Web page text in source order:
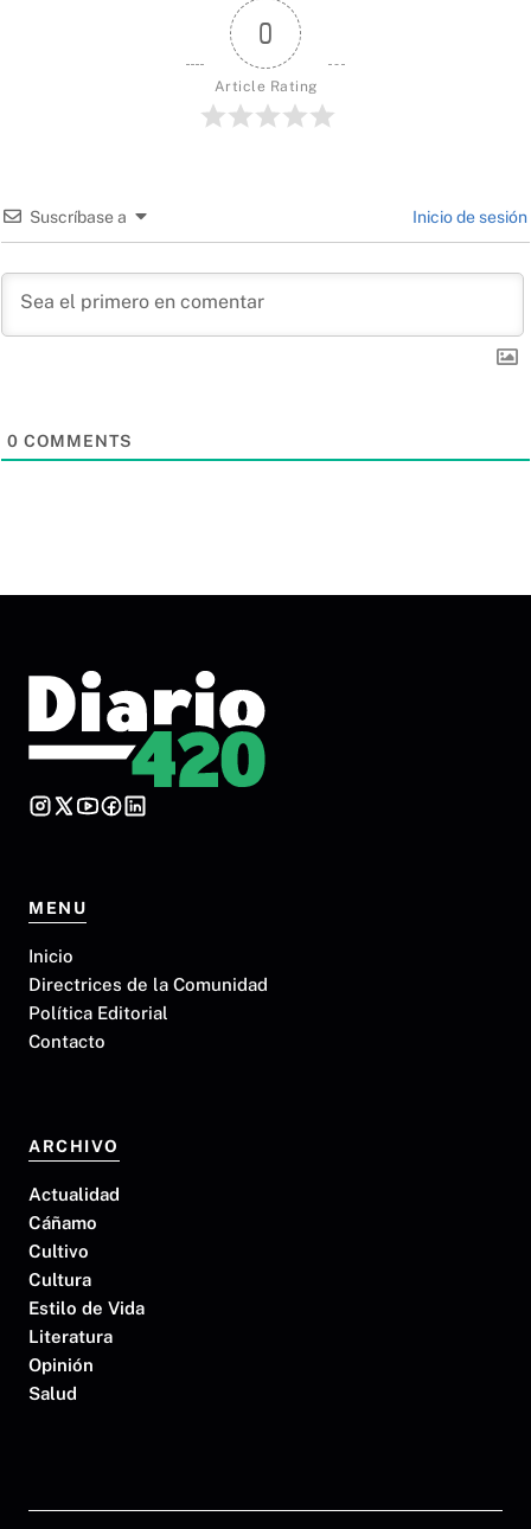
0
Article Rating
Suscríbase a Inicio de sesión
0 COMMENTS
MENU
Inicio
Directrices de la Comunidad
Política Editorial
Contacto
ARCHIVO
Actualidad
Cáñamo
Cultivo
Cultura
Estilo de Vida
Literatura
Opinión
Salud